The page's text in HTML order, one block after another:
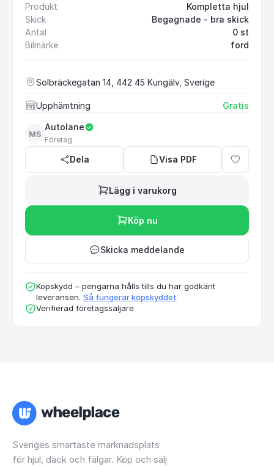
Produkt
Kompletta hjul
Skick
Begagnade - bra skick
Antal
0 st
Bilmärke
ford
Solbräckegatan 14, 442 45 Kungälv, Sverige
Upphämtning Gratis
MS
Autolane
Företag
Dela Visa PDF
Lägg i varukorg
Köp nu
Skicka meddelande
Köpskydd – pengarna hålls tills du har godkänt
leveransen. Så fungerar köpskyddet
Verifierad företagssäljare
Sveriges smartaste marknadsplats
för hjul, däck och fälgar. Köp och sälj